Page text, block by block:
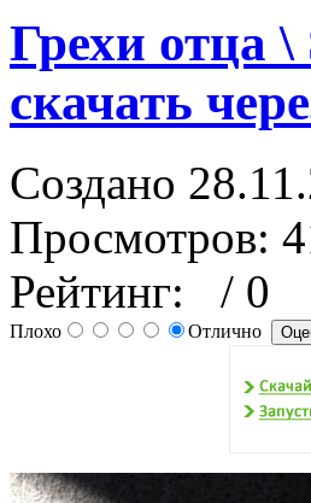
Грехи отца
скачать
Создано
Просмотров:
Рейтинг:
/ 0
Плохо Отлично